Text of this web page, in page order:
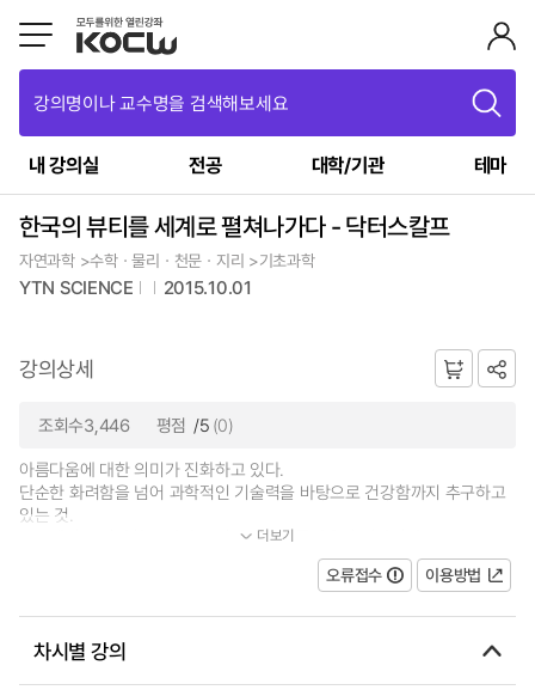
강의명이나 교수명을 검색해보세요
내 강의실 전공 대학/기관 테마
한국의 뷰티를 세계로 펼쳐나가다 - 닥터스칼프
자연과학 >수학ㆍ물리ㆍ천문ㆍ지리 >기초과학
YTN SCIENCE 2015.10.01
강의상세
조회수3,446 평점 /5 (0)
아름다움에 대한 의미가 진화하고 있다.
단순한 화려함을 넘어 과학적인 기술력을 바탕으로 건강함까지 추구하고
있는 것.
그중에서도 건강한 모발과 두피야말로 아름다움의 시작이라고...
더보기
오류접수 이용방법
차시별 강의